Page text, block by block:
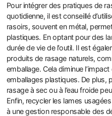
Pour intégrer des pratiques de
quotidienne, il est conseillé
rasoirs, souvent en métal,
plastiques. En optant pour des
durée de vie de l’outil. Il est
produits de rasage naturels,
emballage. Cela diminue
emballages plastiques. De plus,
rasage à sec ou à l’eau froide
Enfin, recycler les lames
à une gestion responsable des